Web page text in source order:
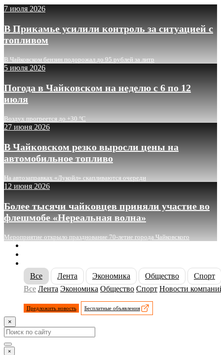
7 июля 2026
В Прикамье усилили контроль за ситуацией с
топливом
В Чайковском бензин подорожал до 95 рублей за литр
5 июля 2026
Погода в Чайковском на неделю с 6 по 12
июля
Воздух прогреется до +30 °C
27 июня 2026
В Чайковском резко выросли цены на
автомобильное топливо
На автозаправках «Лукойл» скапливаются очереди
12 июня 2026
Более тысячи чайковцев приняли участие во
флешмобе «Нереальная волна»
Мероприятие открыло празднование 70-летие города Чайковского
Все
Лента Экономика Общество
Спорт
Все Лента Экономика Общество Спорт Новости
Предложить новость Бесплатные объявления
×
×